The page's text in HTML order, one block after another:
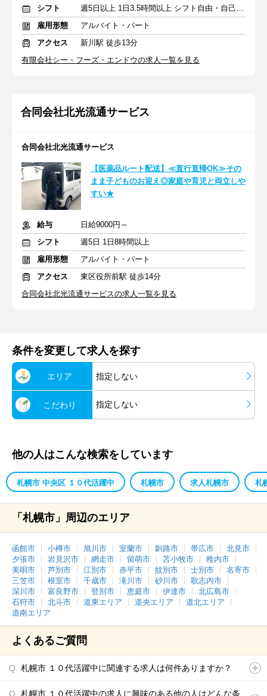
シフト
週5日以上 1日3.5時間以上 シフト自由・自己申告
雇用形態
アルバイト・パート
アクセス
新川駅 徒歩13分
有限会社シー・フーズ・エンドウの求人一覧を見る
合同会社北光流通サービス
合同会社北光流通サービス
【医薬品ルート配送】≪直行直帰OK≫その
まま子どものお迎え◎家庭や育児と両立しや
すい★
給与
日給9000円～
シフト
週5日 1日8時間以上
雇用形態
アルバイト・パート
アクセス
東区役所前駅 徒歩14分
合同会社北光流通サービスの求人一覧を見る
条件を変更して求人を探す
エリア 指定しない
こだわり 指定しない
他の人はこんな検索をしています
札幌市 中央区 １０代活躍中 札幌市 求人札幌市 札
「札幌市」周辺のエリア
函館市 小樽市 旭川市 室蘭市 釧路市 帯広市
北見市
夕張市
岩見沢市 網走市 留萌市 苫小牧市
稚内市
美唄市
芦別市 江別市 赤平市 紋別市 士別市
名寄市
三笠市
根室市 千歳市 滝川市 砂川市
歌志内市
深川市
富良野市 登別市 恵庭市 伊達市
北広島市
石狩市
北斗市 道東エリア 道央エリア
道北エリア
道南エリア
よくあるご質問
札幌市 １０代活躍中に関連する求人は何件ありますか？
札幌市 １０代活躍中の求人に興味のある他の人はどんな条